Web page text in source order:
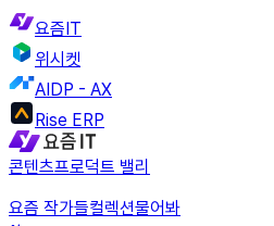
요즘IT
위시켓
AIDP - AX
Rise ERP
콘텐츠프로덕트 밸리
요즘 작가들컬렉션물어봐